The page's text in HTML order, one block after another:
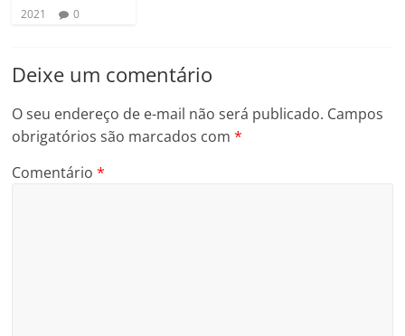
2021
0
Deixe um comentário
O seu endereço de e-mail não será publicado. Campos
obrigatórios são marcados com*
Comentário*